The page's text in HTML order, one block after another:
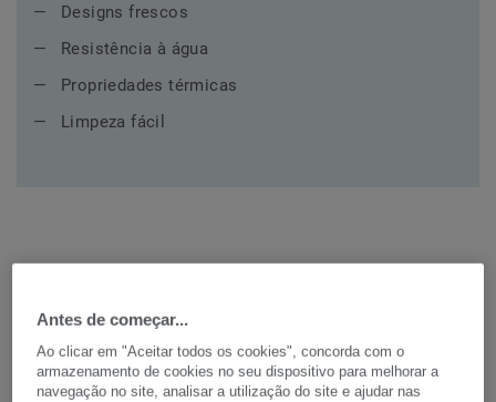
Designs frescos
Resistência à água
Propriedades térmicas
Limpeza fácil
Casas de banho
Antes de começar...
Ao clicar em "Aceitar todos os cookies", concorda com o
armazenamento de cookies no seu dispositivo para melhorar a
navegação no site, analisar a utilização do site e ajudar nas